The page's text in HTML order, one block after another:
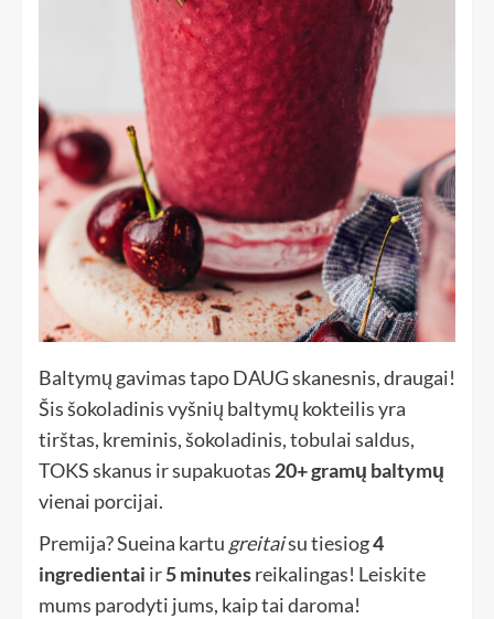
Baltymų gavimas tapo DAUG skanesnis, draugai!
Šis šokoladinis vyšnių baltymų kokteilis yra
tirštas, kreminis, šokoladinis, tobulai saldus,
TOKS skanus ir supakuotas20+ gramų baltymų
vienai porcijai.
Premija? Sueina kartu greitaisu tiesiog4
ingredientai ir5 minutesreikalingas! Leiskite
mums parodyti jums, kaip tai daroma!